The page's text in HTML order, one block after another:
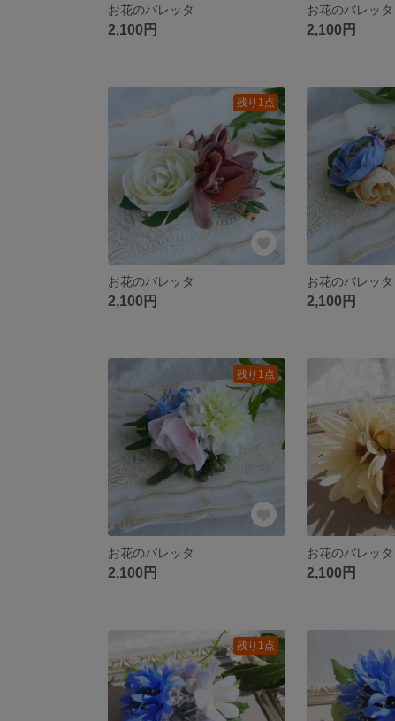
お花のバレッタ
2,100円
お花のバレッタ
2,100円
残り1点
お花のバレッタ
2,100円
お花のバレッタ
2,100円
残り1点
お花のバレッタ
2,100円
お花のバレッタ
2,100円
残り1点